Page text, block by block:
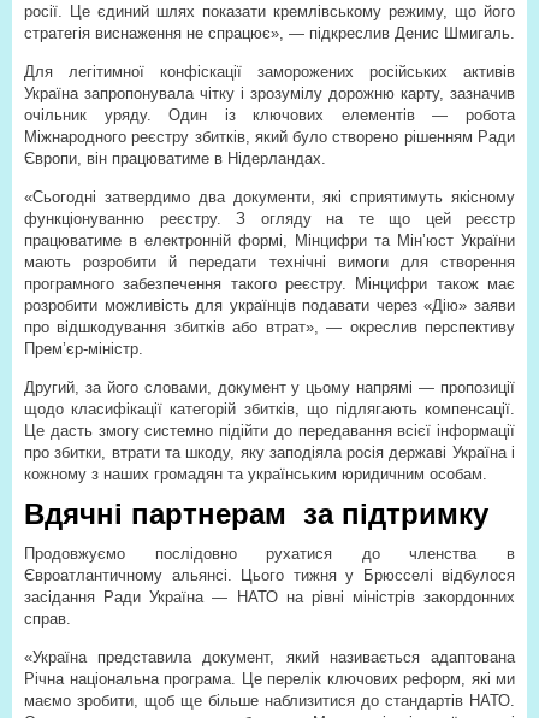
росії. Це єдиний шлях показати кремлівському режиму, що його
стратегія виснаження не спрацює», — підкреслив Денис Шмигаль.
Для легітимної конфіскації заморожених російських активів
Україна запропонувала чітку і зрозумілу дорожню карту, зазначив
очільник уряду. Один із ключових елементів — робота
Міжнародного реєстру збитків, який було створено рішенням Ради
Європи, він працюватиме в Нідерландах.
«Сьогодні затвердимо два документи, які сприятимуть якісному
функціонуванню реєстру. З огляду на те що цей реєстр
працюватиме в електронній формі, Мінцифри та Мін’юст України
мають розробити й передати технічні вимоги для створення
програмного забезпечення такого реєстру. Мінцифри також має
розробити можливість для українців подавати через «Дію» заяви
про відшкодування збитків або втрат», — окреслив перспективу
Прем’єр-міністр.
Другий, за його словами, документ у цьому напрямі — пропозиції
щодо класифікації категорій збитків, що підлягають компенсації.
Це дасть змогу системно підійти до передавання всієї інформації
про збитки, втрати та шкоду, яку заподіяла росія державі Україна і
кожному з наших громадян та українським юридичним особам.
Вдячні партнерам за підтримку
Продовжуємо послідовно рухатися до членства в
Євроатлантичному альянсі. Цього тижня у Брюсселі відбулося
засідання Ради Україна — НАТО на рівні міністрів закордонних
справ.
«Україна представила документ, який називається адаптована
Річна національна програма. Це перелік ключових реформ, які ми
маємо зробити, щоб ще більше наблизитися до стандартів НАТО.